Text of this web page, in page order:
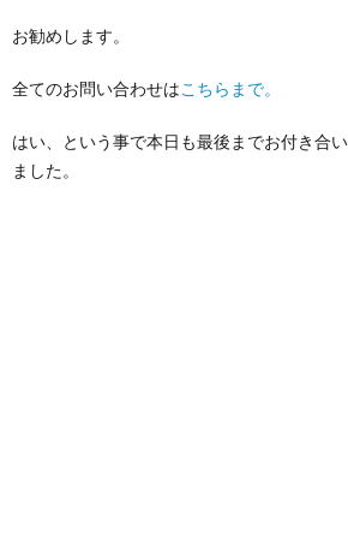
お勧めします。
全てのお問い合わせはこちらまで。
はい、という事で本日も最後までお付き合
ました。